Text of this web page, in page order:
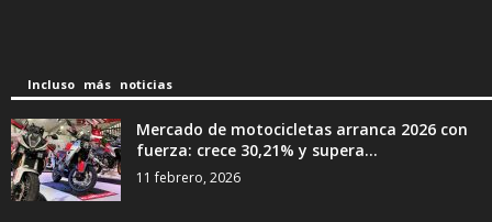
Incluso más noticias
Mercado de motocicletas arranca 2026 con
fuerza: crece 30,21% y supera...
11 febrero, 2026